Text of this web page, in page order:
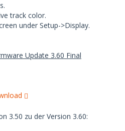
track color.
under Setup->Display.
Update 3.60 Final
3.50 zu der Version 3.60: